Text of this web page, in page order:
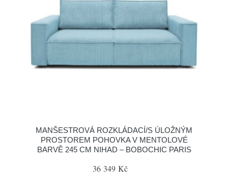
MANŠESTROVÁ ROZKLÁDACÍ/S ÚLOŽNÝM
PROSTOREM POHOVKA V MENTOLOVÉ
BARVĚ 245 CM NIHAD – BOBOCHIC PARIS
36 349 Kč